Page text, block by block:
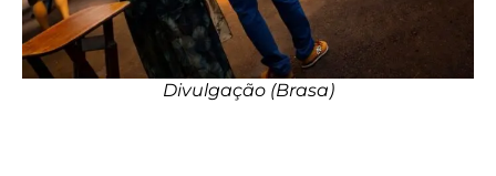
Divulgação (Brasa)